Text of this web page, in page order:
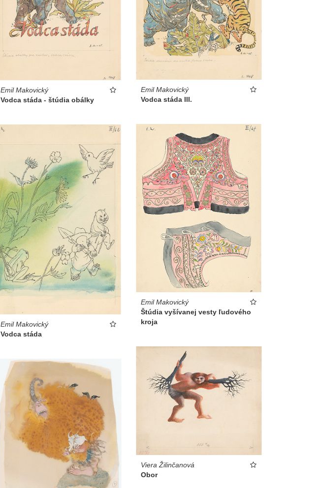
Emil Makovický
Vodca stáda - štúdia obálky
Emil Makovický
Vodca stáda III.
Emil Makovický
Štúdia vyšívanej vesty ľudového
kroja
Emil Makovický
Vodca stáda
Viera Žilinčanová
Obor